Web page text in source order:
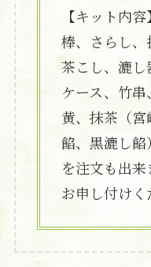
【キット内
棒、さらし、
茶こし、漉
ケース、竹
黄、抹茶（
餡、黒漉し
を注文も出
お申し付けく